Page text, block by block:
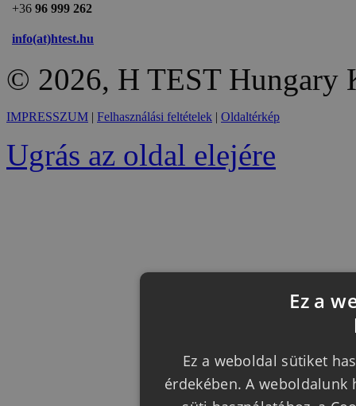
+36 96 999 262
info(at)htest.hu
© 2026, H TEST Hungary
IMPRESSZUM | Felhasználási feltételek | Oldaltérkép
Ugrás az oldal elejére
Ez a
Ez a weboldal sütiket
érdekében. A weboldalunk